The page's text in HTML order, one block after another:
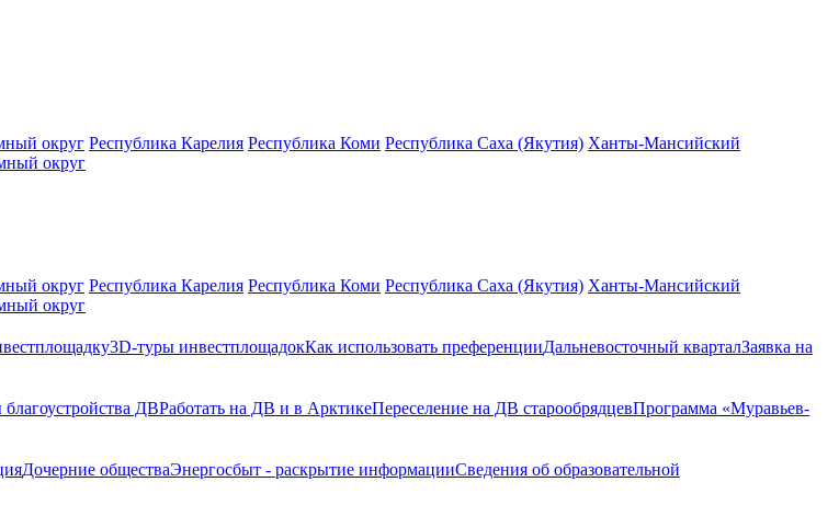
округ Республика Карелия Республика Коми Республика Саха (Якутия) Ханты-Мансийский
округ
округ Республика Карелия Республика Коми Республика Саха (Якутия) Ханты-Мансийский
округ
3D-туры инвестплощадокКак использовать преференцииДальневосточный кварталЗаявка на
ДВРаботать на ДВ и в АрктикеПереселение на ДВ старообрядцевПрограмма «Муравьев-
Дочерние обществаЭнергосбыт - раскрытие информацииСведения об образовательной